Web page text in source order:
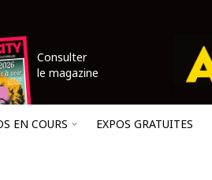
Consulter
le magazine
EN COURS EXPOS GRATUITES